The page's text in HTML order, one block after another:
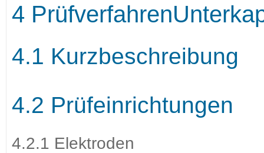
4
4.1 Kurzbeschreibung
4.2 Prüfeinrichtungen
4.2.1 Elektroden